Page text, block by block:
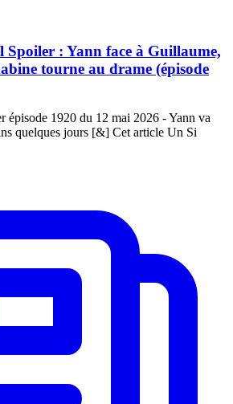
Spoiler : Yann face à Guillaume,
tourne au drame (épisode
épisode 1920 du 12 mai 2026 - Yann va
quelques jours [&] Cet article Un Si